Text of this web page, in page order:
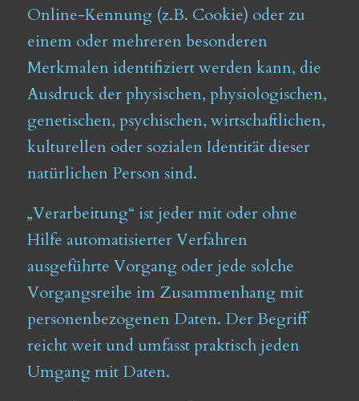
Online-Kennung (z.B. Cookie) oder zu
einem oder mehreren besonderen
Merkmalen identifiziert werden kann, die
Ausdruck der physischen, physiologischen,
genetischen, psychischen, wirtschaftlichen,
kulturellen oder sozialen Identität dieser
natürlichen Person sind.
„Verarbeitung“ ist jeder mit oder ohne
Hilfe automatisierter Verfahren
ausgeführte Vorgang oder jede solche
Vorgangsreihe im Zusammenhang mit
personenbezogenen Daten. Der Begriff
reicht weit und umfasst praktisch jeden
Umgang mit Daten.